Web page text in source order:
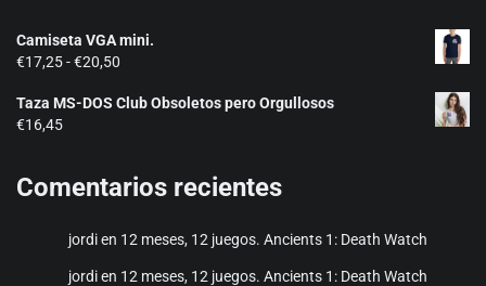
Camiseta VGA mini.
€17,25-€20,50
precios:
€20,50
Taza MS-DOS Club Obsoletos pero Orgullosos
€16,45
Comentarios recientes
jordien 12 meses, 12 juegos. Ancients 1: Death Watch
jordien 12 meses, 12 juegos. Ancients 1: Death Watch